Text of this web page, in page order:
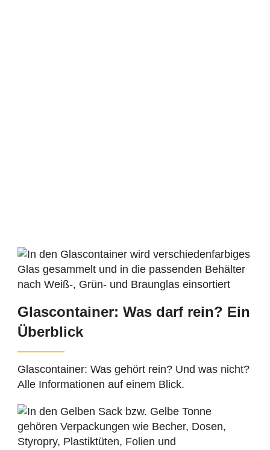
Glascontainer: Was darf rein? Ein
Überblick
Glascontainer: Was gehört rein? Und was nicht?
Alle Informationen auf einem Blick.